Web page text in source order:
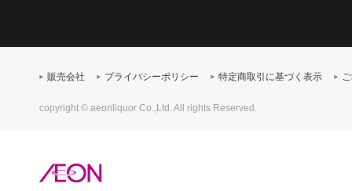
販売会社 プライバシーポリシー 特定商取引に基づく表示
copyright © aeonliquor Co.,Ltd. All rights Reserved.